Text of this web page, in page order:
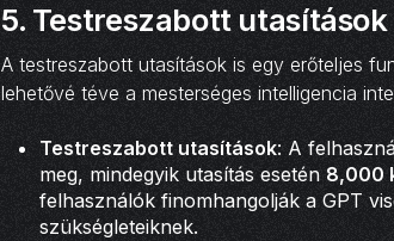
5. Testreszabott
A testreszabott utasítások is egy erőteljes
lehetővé téve a mesterséges intelligencia
Testreszabott utasítások: A
meg, mindegyik utasítás esetén 8,000
felhasználók finomhangolják a GPT
szükségleteiknek.